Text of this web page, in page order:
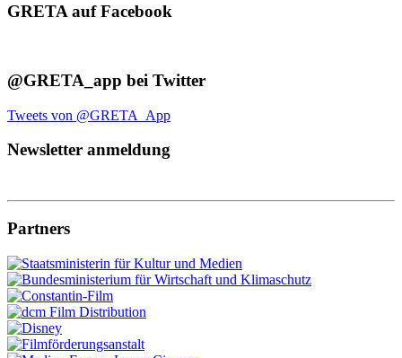
GRETA auf Facebook
@GRETA_app bei Twitter
Tweets von @GRETA_App
Newsletter anmeldung
Partners